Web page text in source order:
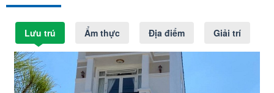
Lưu trú Ẩm thực Địa điểm Giải trí